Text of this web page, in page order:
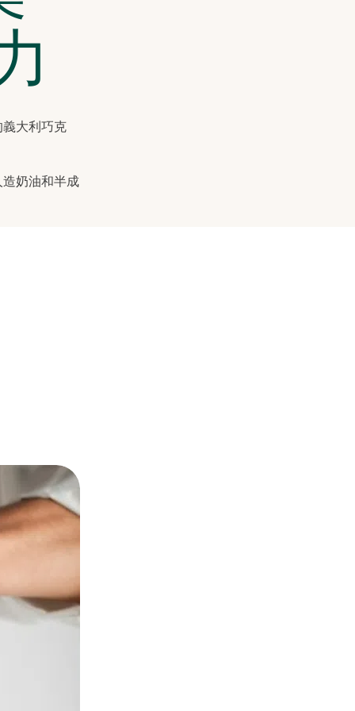
大利巧克
奶油和半成